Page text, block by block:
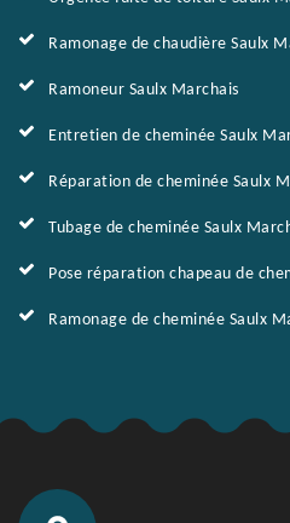
Ramonage de chaudière Saulx
Ramoneur Saulx Marchais
Entretien de cheminée Saulx
Réparation de cheminée Saulx
Tubage de cheminée Saulx
Pose réparation chapeau de
Ramonage de cheminée Saulx